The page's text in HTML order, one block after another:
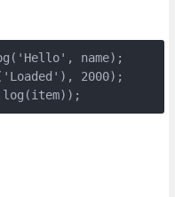
name);
2000);